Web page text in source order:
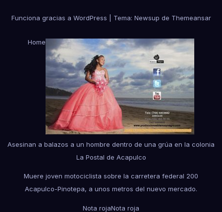
Funciona gracias a WordPress Tema: Newsup de Themeansar
Home
Asesinan a balazos a un hombre dentro de una grúa en la colonia
La Postal de Acapulco
Muere joven motociclista sobre la carretera federal 200
Acapulco-Pinotepa, a unos metros del nuevo mercado.
Nota rojaNota roja